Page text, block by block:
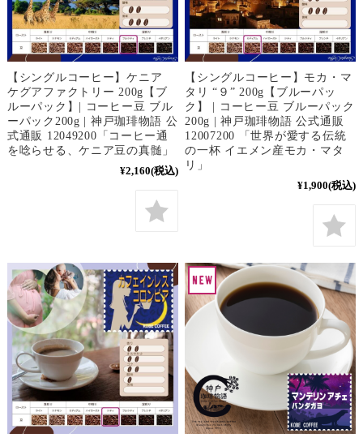
【シングルコーヒー】ケニア
ケグアファクトリー 200g【ブ
ルーパック】| コーヒー豆 ブル
ーパック200g | 神戸珈琲物語 公
式通販 12049200「コーヒー通
を唸らせる、ケニア豆の真髄」
¥2,160(税込)
【シングルコーヒー】モカ・マ
タリ “９” 200g【ブルーパッ
ク】 | コーヒー豆 ブルーパック
200g | 神戸珈琲物語 公式通販
12007200 「世界が愛する伝統
の一杯 イエメン産モカ・マタ
リ」
¥1,900(税込)